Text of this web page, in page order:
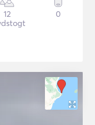
12
0